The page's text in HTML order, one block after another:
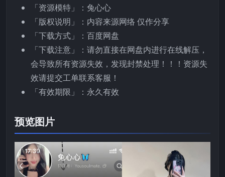
「资源模特」：兔心心
「版权说明」：内容来源网络 仅作分享
「下载方式」：百度网盘
「下载注意」：请勿直接在网盘内进行在线解压，
会导致所有资源失效，发现封禁处理！！！资源失
效请提交工单联系客服！
「有效期限」：永久有效
预览图片